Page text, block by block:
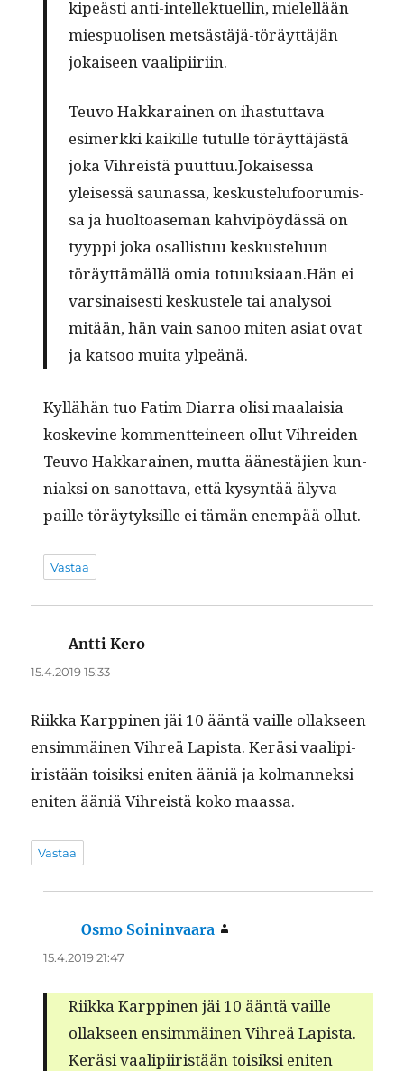
kipeästi anti-intellek­tuellin, mielel­lään
miespuolisenmet­sästäjä-töräyt­täjän
jokaiseen vaalipiiriin.
Teu­vo Hakkarainen on ihas­tut­ta­va
esimerk­ki kaikille tutulle töräyt­täjästä
joka Vihreistä puuttuu.Jokaisessa
yleisessä saunas­sa, keskustelu­foo­ru­mis­
sa ja huoltoase­man kahvipöy­dässä on
tyyp­pi joka osal­lis­tuu keskustelu­un
töräyt­tämäl­lä omia totuuksiaan.Hän ei
varsi­nais­es­ti keskustele tai analysoi
mitään, hän vain sanoo miten asi­at ovat
ja kat­soo mui­ta ylpeänä.
Kyl­lähän tuo Fatim Diar­ra olisi maalaisia
koskevine kom­ment­tei­neen ollut Vihrei­den
Teu­vo Hakkarainen, mut­ta äänestäjien kun­
ni­ak­si on san­ot­ta­va, että kysyn­tää äly­va­
paille töräy­tyk­sille ei tämän enem­pää ollut.
Vastaa
Antti Kero
15.4.2019 15:33
Riik­ka Karp­pinen jäi 10 ään­tä vaille ollak­seen
ensim­mäi­nen Vihreä Lapista. Keräsi vaalipi­
iristään toisik­si eniten ääniä ja kol­man­nek­si
eniten ääniä Vihreistä koko maassa.
Vastaa
Osmo Soininvaara
15.4.2019 21:47
Riik­ka Karp­pinen jäi 10 ään­tä vaille
ollak­seen ensim­mäi­nen Vihreä Lapista.
Keräsi vaalipi­iristään toisik­si eniten